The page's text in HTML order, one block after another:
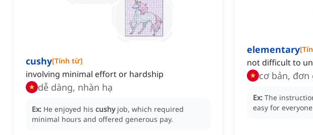
cushy[Tính từ]
involving minimal effort or hardship
dễ dàng, nhàn hạ
Ex: He enjoyed his cushy job, which required
minimal hours and offered generous pay.
elementary[
not difficult to
cơ bản, đơn
Ex: The
easy for